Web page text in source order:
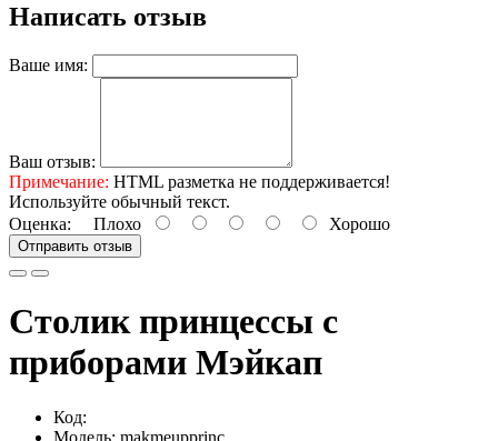
Написать отзыв
Ваше имя:
Ваш отзыв:
Примечание: HTML разметка не поддерживается!
Используйте обычный текст.
Оценка: Плохо Хорошо
Отправить отзыв
Столик принцессы с
приборами Мэйкап
Код:
Модель: makmeupprinc